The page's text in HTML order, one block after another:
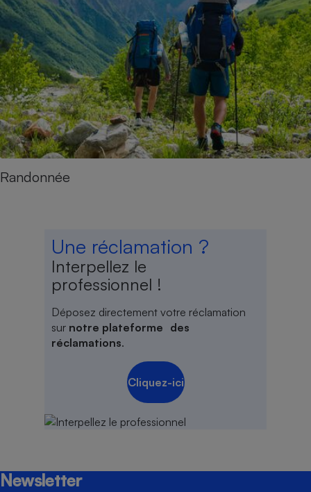
Randonnée
Une réclamation ?
Interpellez le
professionnel !
Déposez directement votre réclamation
sur notre plateforme des
réclamations.
Cliquez-ici
Newsletter